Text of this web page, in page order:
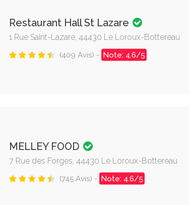
Restaurant Hall St Lazare
1 Rue Saint-Lazare, 44430 Le Loroux-Bottereau
(409 Avis) - Note: 4.6/5
MELLEY FOOD
7 Rue des Forges, 44430 Le Loroux-Bottereau
(745 Avis) - Note: 4.6/5